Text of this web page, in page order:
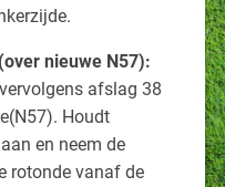
nieuwe N57):
afslag 38
Houdt
en neem de
rotonde vanaf de